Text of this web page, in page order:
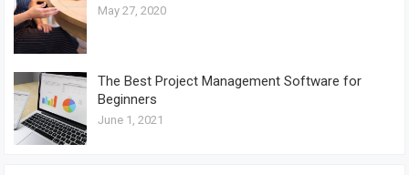
May 27, 2020
The Best Project Management Software for
Beginners
June 1, 2021